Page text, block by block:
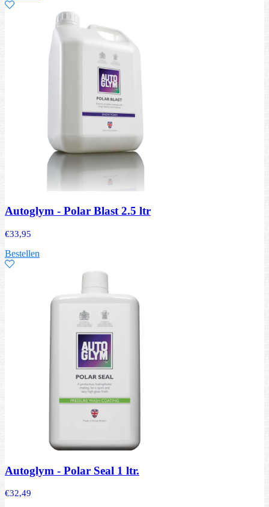
Autoglym - Polar Blast 2.5 ltr
€33,95
Bestellen
Autoglym - Polar Seal 1 ltr.
€32,49